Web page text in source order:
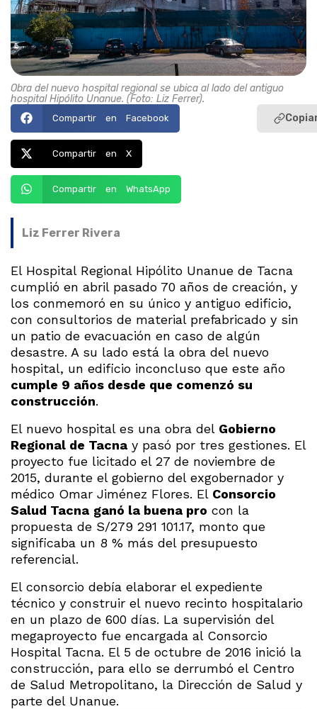
Obra del nuevo hospital regional se ubica al lado del antiguo
hospital Hipólito Unanue. (Foto: Liz Ferrer).
Compartir en Facebook
Compartir en X
Compartir en WhatsApp
Liz Ferrer Rivera
El Hospital Regional Hipólito Unanue de Tacna
cumplió en abril pasado 70 años de creación, y
los conmemoró en su único y antiguo edificio,
con consultorios de material prefabricado y sin
un patio de evacuación en caso de algún
desastre. A su lado está la obra del nuevo
hospital, un edificio inconcluso que este año
cumple 9 años desde que comenzó su
construcción.
El nuevo hospital es una obra del Gobierno
Regional de Tacna y pasó por tres gestiones. El
proyecto fue licitado el 27 de noviembre de
2015, durante el gobierno del exgobernador y
médico Omar Jiménez Flores. El Consorcio
Salud Tacna ganó la buena pro con la
propuesta de S/279 291 101.17, monto que
significaba un 8 % más del presupuesto
referencial.
El consorcio debía elaborar el expediente
técnico y construir el nuevo recinto hospitalario
en un plazo de 600 días. La supervisión del
megaproyecto fue encargada al Consorcio
Hospital Tacna. El 5 de octubre de 2016 inició la
construcción, para ello se derrumbó el Centro
de Salud Metropolitano, la Dirección de Salud y
parte del Unanue.